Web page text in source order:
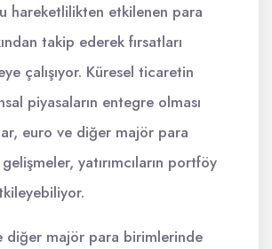
hareketlilikten etkilenen para
takip ederek fırsatları
çalışıyor. Küresel ticaretin
piyasaların entegre olması
euro ve diğer majör para
yatırımcıların portföy
diğer majör para birimlerinde